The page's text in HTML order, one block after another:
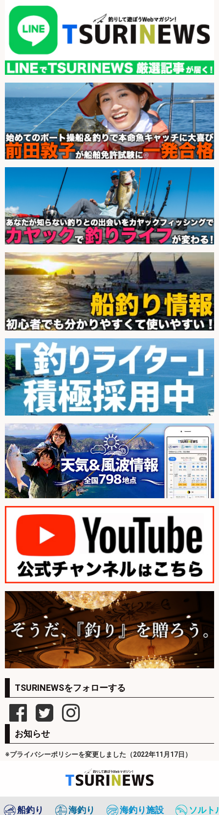
TSURINEWSをフォローする
お知らせ
※プライバシーポリシーを変更しました（2022年11月17日）
船釣り 海釣り 海釣り施設 ソルト